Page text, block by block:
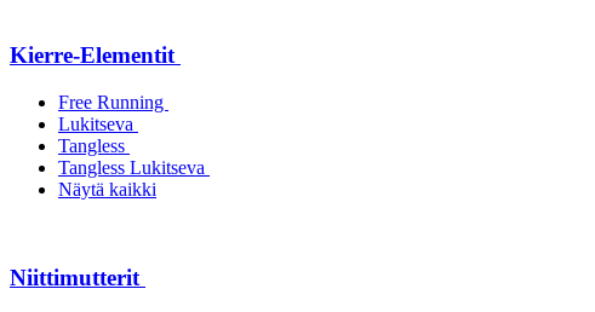
Kierre-Elementit
Free Running
Lukitseva
Tangless
Tangless Lukitseva
Näytä kaikki
Niittimutterit